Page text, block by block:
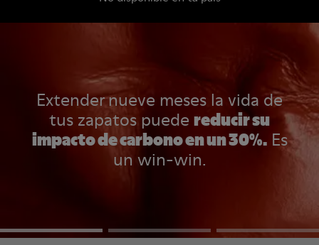
Extender nueve meses la vida de
tus zapatos puede reducir su
impacto de carbono en un 30%.Es
un win-win.